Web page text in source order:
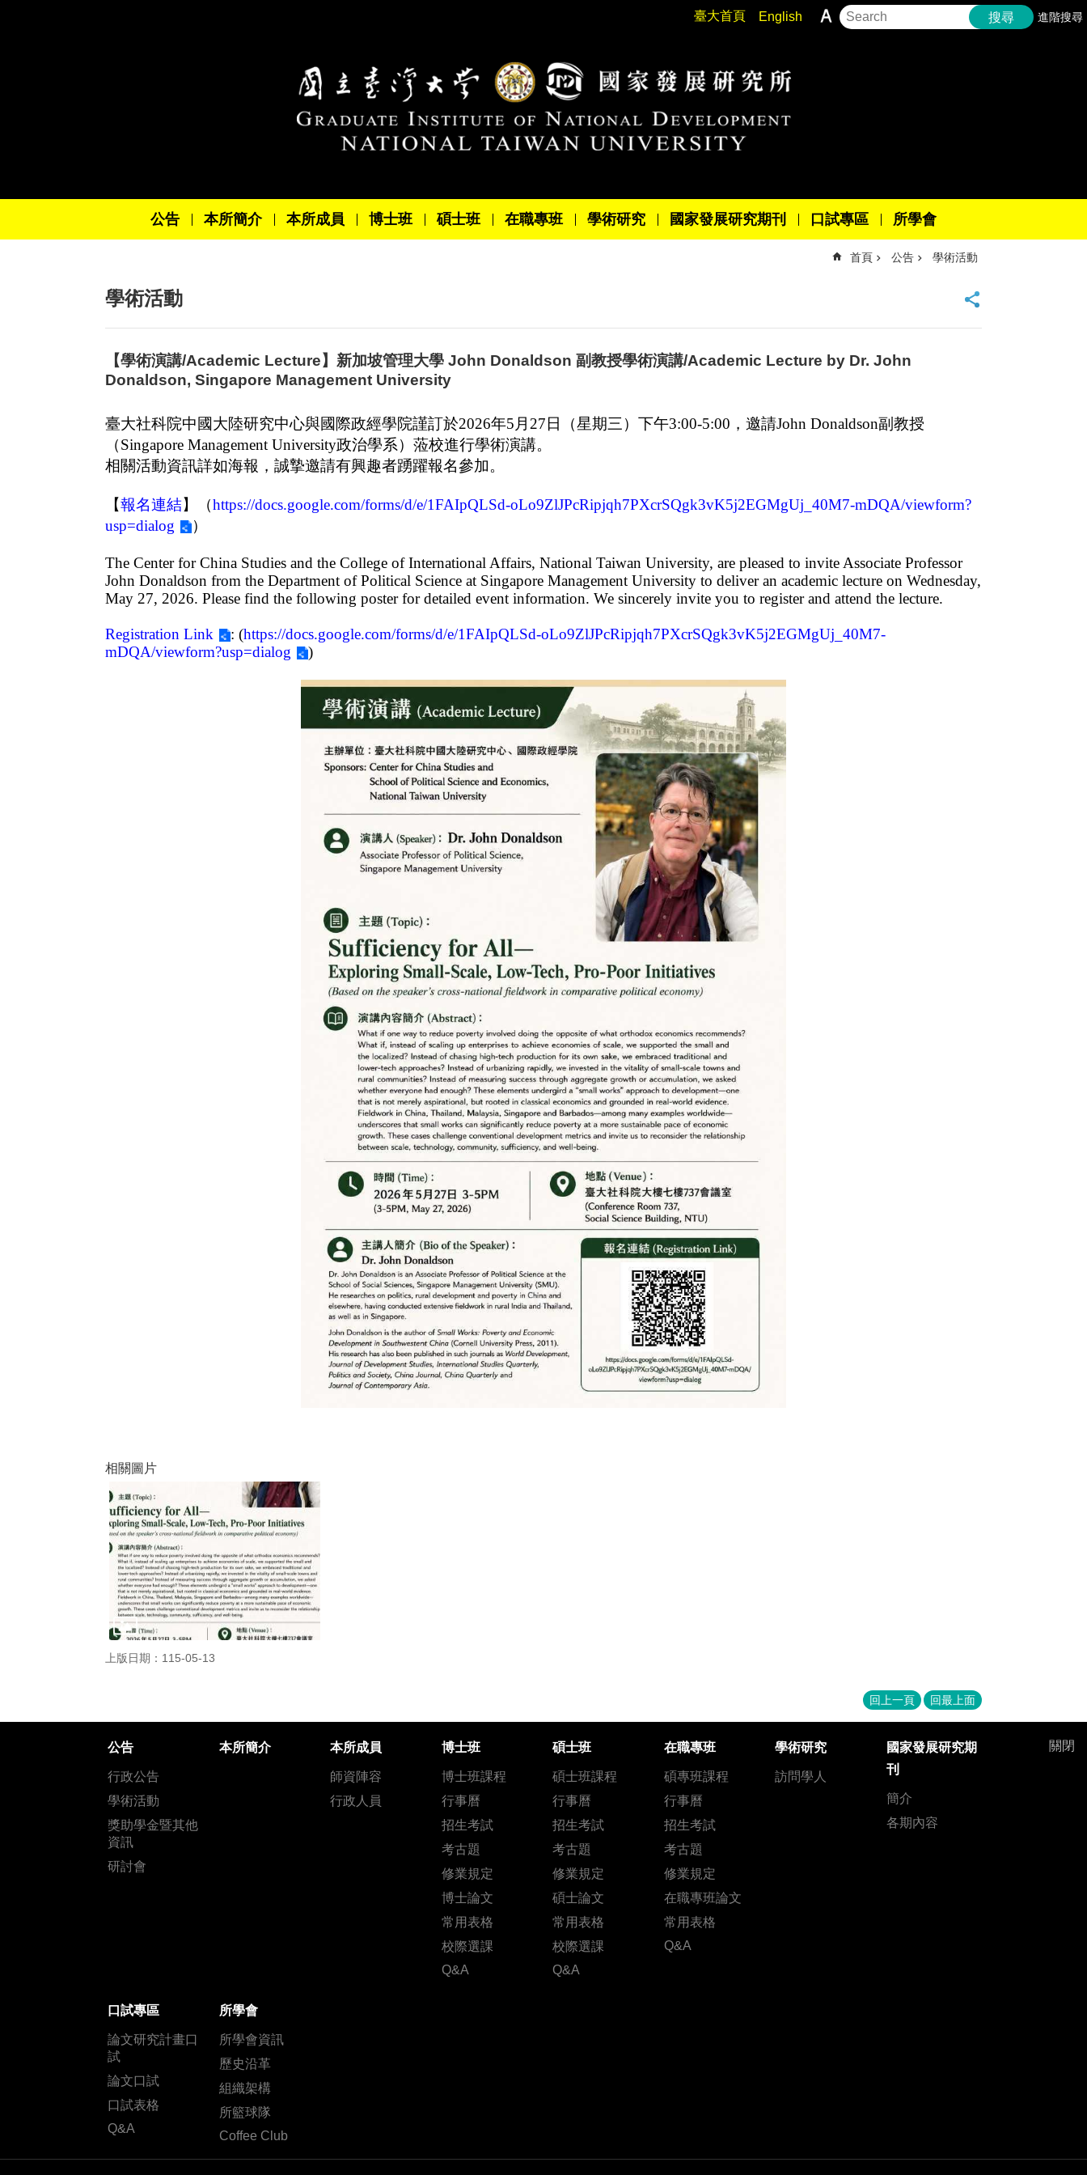
臺大首頁 English 搜尋 進階搜尋
公告 本所簡介 本所成員 博士班 碩士班 在職專班 學術研究 國家發展研究期刊 口試專區 所學會
首頁 公告 學術活動
學術活動
【學術演講/Academic Lecture】新加坡管理大學 John Donaldson 副教授學術演講/Academic Lecture by Dr. John
Donaldson, Singapore Management University
臺大社科院中國大陸研究中心與國際政經學院謹訂於2026年5 月 27日（星期三）下午3:00-5:00 ，邀請John Donaldson副教授
（Singapore Management University政治學系）蒞校進行學術演講。
相關活動資訊詳如海報，誠摯邀請有興趣者踴躍報名參加。
【報名連結】 （https://docs.google.com/forms/d/e/1FAIpQLSd-oLo9ZlJPcRipjqh7PXcrSQgk3vK5j2EGMgUj_40M7-mDQA/viewform?
usp=dialog
）
The Center for China Studies and the College of International Affairs, National Taiwan University, are pleased to invite Associate Professor
John Donaldson from the Department of Political Science at Singapore Management University to deliver an academic lecture on Wednesday,
May 27, 2026. Please find the following poster for detailed event information. We sincerely invite you to register and attend the lecture.
Registration Link : (https://docs.google.com/forms/d/e/1FAIpQLSd-oLo9ZlJPcRipjqh7PXcrSQgk3vK5j2EGMgUj_40M7-
mDQA/viewform?usp=dialog
)
相關圖片
上版日期：115-05-13
回上一頁 回最上面
關閉
公告
行政公告
學術活動
獎助學金暨其他
資訊
研討會
本所簡介 本所成員
師資陣容
行政人員
博士班
博士班課程
行事曆
招生考試
考古題
修業規定
博士論文
常用表格
校際選課
Q&A
碩士班
碩士班課程
行事曆
招生考試
考古題
修業規定
碩士論文
常用表格
校際選課
Q&A
在職專班
碩專班課程
行事曆
招生考試
考古題
修業規定
在職專班論文
常用表格
Q&A
學術研究
訪問學人
國家發展研究期
刊
簡介
各期內容
口試專區
論文研究計畫口
試
論文口試
口試表格
Q&A
所學會
所學會資訊
歷史沿革
組織架構
所籃球隊
Coffee Club